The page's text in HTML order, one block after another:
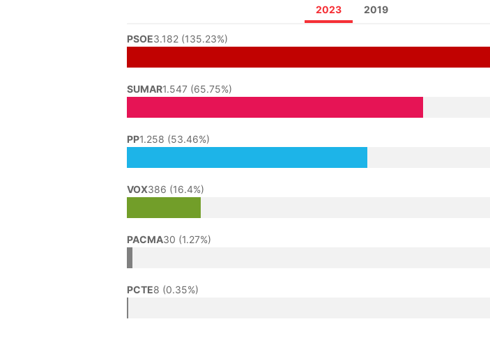
2023 2019
PSOE3.182 (135.23%)
SUMAR1.547 (65.75%)
PP1.258 (53.46%)
VOX386 (16.4%)
PACMA30 (1.27%)
PCTE8 (0.35%)